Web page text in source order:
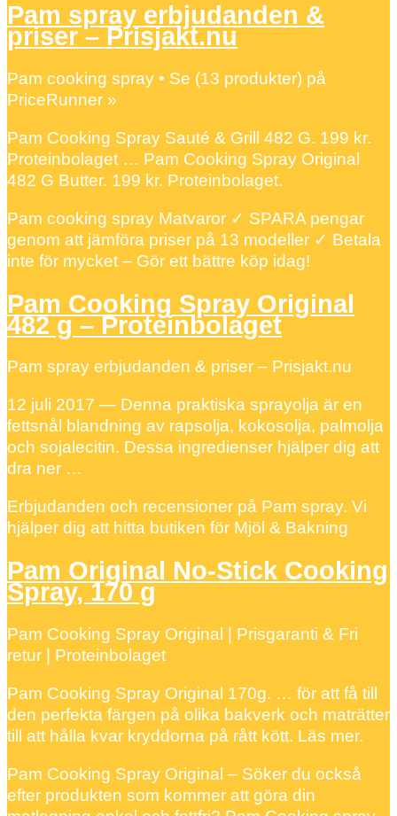
Pam spray erbjudanden &
priser – Prisjakt.nu
Pam cooking spray • Se (13 produkter) på
PriceRunner »
Pam Cooking Spray Sauté & Grill 482 G. 199 kr.
Proteinbolaget … Pam Cooking Spray Original
482 G Butter. 199 kr. Proteinbolaget.
Pam cooking spray Matvaror ✓ SPARA pengar
genom att jämföra priser på 13 modeller ✓ Betala
inte för mycket – Gör ett bättre köp idag!
Pam Cooking Spray Original
482 g – Proteinbolaget
Pam spray erbjudanden & priser – Prisjakt.nu
12 juli 2017 — Denna praktiska sprayolja är en
fettsnål blandning av rapsolja, kokosolja, palmolja
och sojalecitin. Dessa ingredienser hjälper dig att
dra ner …
Erbjudanden och recensioner på Pam spray. Vi
hjälper dig att hitta butiken för Mjöl & Bakning
Pam Original No-Stick Cooking
Spray, 170 g
Pam Cooking Spray Original | Prisgaranti & Fri
retur | Proteinbolaget
Pam Cooking Spray Original 170g. … för att få till
den perfekta färgen på olika bakverk och maträtter
till att hålla kvar kryddorna på rått kött. Läs mer.
Pam Cooking Spray Original – Söker du också
efter produkten som kommer att göra din